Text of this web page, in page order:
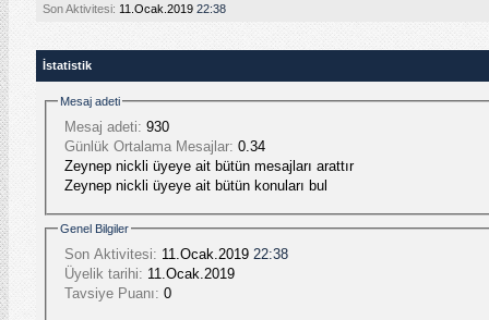
Son Aktivitesi: 11.Ocak.2019 22:38
İstatistik
Mesaj adeti
Mesaj adeti: 930
Günlük Ortalama Mesajlar: 0.34
Zeynep nickli üyeye ait bütün mesajları arattır
Zeynep nickli üyeye ait bütün konuları bul
Genel Bilgiler
Son Aktivitesi: 11.Ocak.2019 22:38
Üyelik tarihi: 11.Ocak.2019
Tavsiye Puanı: 0